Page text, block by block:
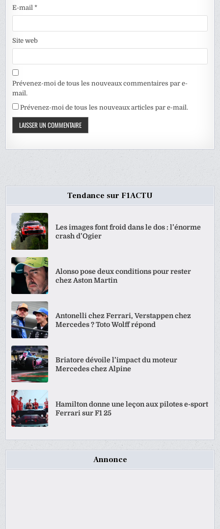
E-mail*
Site web
Prévenez-moi de tous les nouveaux commentaires par e-
mail.
Prévenez-moi de tous les nouveaux articles par e-mail.
Tendance sur F1ACTU
Les images font froid dans le dos : l’énorme
crash d’Ogier
Alonso pose deux conditions pour rester
chez Aston Martin
Antonelli chez Ferrari, Verstappen chez
Mercedes ? Toto Wolff répond
Briatore dévoile l’impact du moteur
Mercedes chez Alpine
Hamilton donne une leçon aux pilotes e-sport
Ferrari sur F1 25
Annonce